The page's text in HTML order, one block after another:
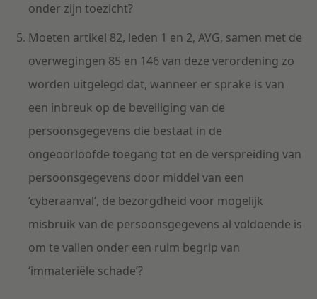
onder zijn toezicht?
Moeten artikel 82, leden 1 en 2, AVG, samen met de
overwegingen 85 en 146 van deze verordening zo
worden uitgelegd dat, wanneer er sprake is van
een inbreuk op de beveiliging van de
persoonsgegevens die bestaat in de
ongeoorloofde toegang tot en de verspreiding van
persoonsgegevens door middel van een
‘cyberaanval’, de bezorgdheid voor mogelijk
misbruik van de persoonsgegevens al voldoende is
om te vallen onder een ruim begrip van
‘immateriële schade’?